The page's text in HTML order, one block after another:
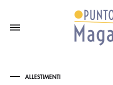
ALLESTIMENTI